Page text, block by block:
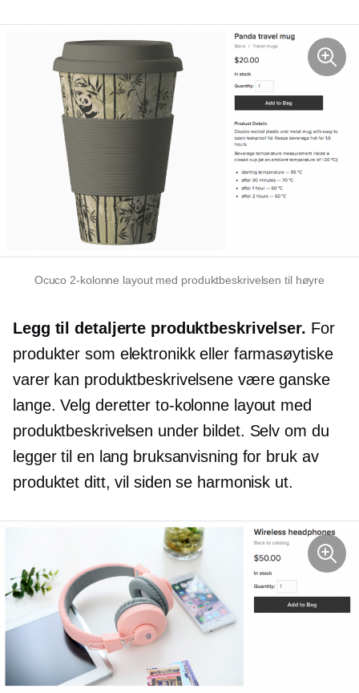
Ocuco2-kolonne layout med produktbeskrivelsen til høyre
Legg til detaljerte produktbeskrivelser. For
produkter som elektronikk eller farmasøytiske
varer kan produktbeskrivelsene være ganske
lange. Velg deretter to-kolonnelayout med
produktbeskrivelsen under bildet. Selv om du
legger til en lang bruksanvisning for bruk av
produktet ditt, vil siden se harmonisk ut.